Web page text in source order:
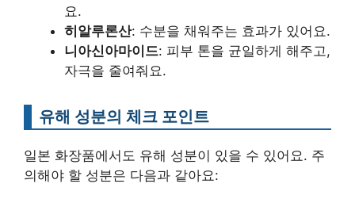
요.
히알루론산: 수분을 채워주는 효과가 있어요.
니아신아마이드: 피부 톤을 균일하게 해주고,
자극을 줄여줘요.
유해 성분의 체크 포인트
일본 화장품에서도 유해 성분이 있을 수 있어요. 주
의해야 할 성분은 다음과 같아요: